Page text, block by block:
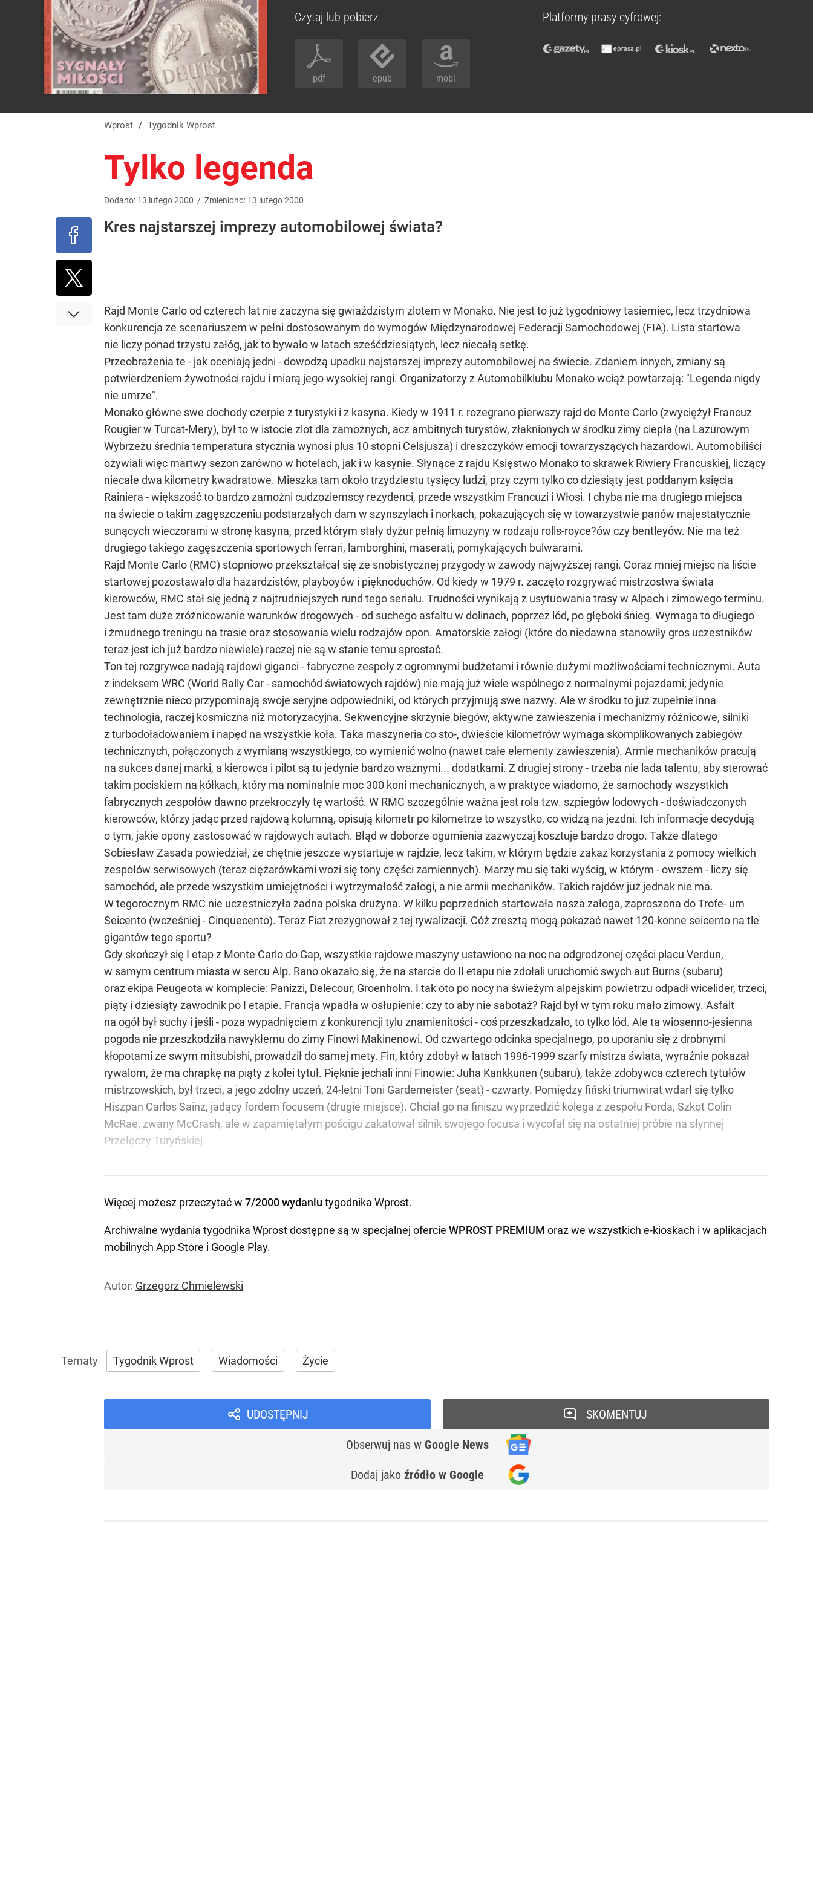
Czytaj lub pobierz
pdf epub mobi
Platformy prasy cyfrowej:
Wprost / Tygodnik Wprost
Tylko legenda
Dodano: 13 lutego2000 / Zmieniono: 13 lutego2000
Kres najstarszej imprezy automobilowej świata?
Rajd Monte Carlo od czterech lat nie zaczyna się gwiaździstym zlotem w Monako. Nie jest to już tygodniowy tasiemiec, lecz trzydniowa
konkurencja ze scenariuszem w pełni dostosowanym do wymogów Międzynarodowej Federacji Samochodowej (FIA). Lista startowa
nie liczy ponad trzystu załóg, jak to bywało w latach sześćdziesiątych, lecz niecałą setkę.
Przeobrażenia te - jak oceniają jedni - dowodzą upadku najstarszej imprezy automobilowej na świecie. Zdaniem innych, zmiany są
potwierdzeniem żywotności rajdu i miarą jego wysokiej rangi. Organizatorzy z Automobilklubu Monako wciąż powtarzają: "Legenda nigdy
nie umrze".
Monako główne swe dochody czerpie z turystyki i z kasyna. Kiedy w 1911 r. rozegrano pierwszy rajd do Monte Carlo (zwyciężył Francuz
Rougier w Turcat-Mery), był to w istocie zlot dla zamożnych, acz ambitnych turystów, złaknionych w środku zimy ciepła (na Lazurowym
Wybrzeżu średnia temperatura stycznia wynosi plus 10 stopni Celsjusza) i dreszczyków emocji towarzyszących hazardowi. Automobiliści
ożywiali więc martwy sezon zarówno w hotelach, jak i w kasynie. Słynące z rajdu Księstwo Monako to skrawek Riwiery Francuskiej, liczący
niecałe dwa kilometry kwadratowe. Mieszka tam około trzydziestu tysięcy ludzi, przy czym tylko co dziesiąty jest poddanym księcia
Rainiera - większość to bardzo zamożni cudzoziemscy rezydenci, przede wszystkim Francuzi i Włosi. I chyba nie ma drugiego miejsca
na świecie o takim zagęszczeniu podstarzałych dam w szynszylach i norkach, pokazujących się w towarzystwie panów majestatycznie
sunących wieczorami w stronę kasyna, przed którym stały dyżur pełnią limuzyny w rodzaju rolls-royce?ów czy bentleyów. Nie ma też
drugiego takiego zagęszczenia sportowych ferrari, lamborghini, maserati, pomykających bulwarami.
Rajd Monte Carlo (RMC) stopniowo przekształcał się ze snobistycznej przygody w zawody najwyższej rangi. Coraz mniej miejsc na liście
startowej pozostawało dla hazardzistów, playboyów i pięknoduchów. Od kiedy w 1979 r. zaczęto rozgrywać mistrzostwa świata
kierowców, RMC stał się jedną z najtrudniejszych rund tego serialu. Trudności wynikają z usytuowania trasy w Alpach i zimowego terminu.
Jest tam duże zróżnicowanie warunków drogowych - od suchego asfaltu w dolinach, poprzez lód, po głęboki śnieg. Wymaga to długiego
i żmudnego treningu na trasie oraz stosowania wielu rodzajów opon. Amatorskie załogi (które do niedawna stanowiły gros uczestników
teraz jest ich już bardzo niewiele) raczej nie są w stanie temu sprostać.
Ton tej rozgrywce nadają rajdowi giganci - fabryczne zespoły z ogromnymi budżetami i równie dużymi możliwościami technicznymi. Auta
z indeksem WRC (World Rally Car - samochód światowych rajdów) nie mają już wiele wspólnego z normalnymi pojazdami; jedynie
zewnętrznie nieco przypominają swoje seryjne odpowiedniki, od których przyjmują swe nazwy. Ale w środku to już zupełnie inna
technologia, raczej kosmiczna niż motoryzacyjna. Sekwencyjne skrzynie biegów, aktywne zawieszenia i mechanizmy różnicowe, silniki
z turbodoładowaniem i napęd na wszystkie koła. Taka maszyneria co sto-, dwieście kilometrów wymaga skomplikowanych zabiegów
technicznych, połączonych z wymianą wszystkiego, co wymienić wolno (nawet całe elementy zawieszenia). Armie mechaników pracują
na sukces danej marki, a kierowca i pilot są tu jedynie bardzo ważnymi... dodatkami. Z drugiej strony - trzeba nie lada talentu, aby sterować
takim pociskiem na kółkach, który ma nominalnie moc 300 koni mechanicznych, a w praktyce wiadomo, że samochody wszystkich
fabrycznych zespołów dawno przekroczyły tę wartość. W RMC szczególnie ważna jest rola tzw. szpiegów lodowych - doświadczonych
kierowców, którzy jadąc przed rajdową kolumną, opisują kilometr po kilometrze to wszystko, co widzą na jezdni. Ich informacje decydują
o tym, jakie opony zastosować w rajdowych autach. Błąd w doborze ogumienia zazwyczaj kosztuje bardzo drogo. Także dlatego
Sobiesław Zasada powiedział, że chętnie jeszcze wystartuje w rajdzie, lecz takim, w którym będzie zakaz korzystania z pomocy wielkich
zespołów serwisowych (teraz ciężarówkami wozi się tony części zamiennych). Marzy mu się taki wyścig, w którym - owszem - liczy się
samochód, ale przede wszystkim umiejętności i wytrzymałość załogi, a nie armii mechaników. Takich rajdów już jednak nie ma.
W tegorocznym RMC nie uczestniczyła żadna polska drużyna. W kilku poprzednich startowała nasza załoga, zaproszona do Trofe- um
Seicento (wcześniej - Cinquecento). Teraz Fiat zrezygnował z tej rywalizacji. Cóż zresztą mogą pokazać nawet 120-konne seicento na tle
gigantów tego sportu?
Gdy skończył się I etap z Monte Carlo do Gap, wszystkie rajdowe maszyny ustawiono na noc na odgrodzonej części placu Verdun,
w samym centrum miasta w sercu Alp. Rano okazało się, że na starcie do II etapu nie zdołali uruchomić swych aut Burns (subaru)
oraz ekipa Peugeota w komplecie: Panizzi, Delecour, Groenholm. I tak oto po nocy na świeżym alpejskim powietrzu odpadł wicelider, trzeci,
piąty i dziesiąty zawodnik po I etapie. Francja wpadła w osłupienie: czy to aby nie sabotaż? Rajd był w tym roku mało zimowy. Asfalt
na ogół był suchy i jeśli - poza wypadnięciem z konkurencji tylu znamienitości - coś przeszkadzało, to tylko lód. Ale ta wiosenno-jesienna
pogoda nie przeszkodziła nawykłemu do zimy Finowi Makinenowi. Od czwartego odcinka specjalnego, po uporaniu się z drobnymi
kłopotami ze swym mitsubishi, prowadził do samej mety. Fin, który zdobył w latach 1996-1999 szarfy mistrza świata, wyraźnie pokazał
rywalom, że ma chrapkę na piąty z kolei tytuł. Pięknie jechali inni Finowie: Juha Kankkunen (subaru), także zdobywca czterech tytułów
mistrzowskich, był trzeci, a jego zdolny uczeń, 24-letni Toni Gardemeister (seat) - czwarty. Pomiędzy fiński triumwirat wdarł się tylko
Hiszpan Carlos Sainz, jadący fordem focusem (drugie miejsce). Chciał go na finiszu wyprzedzić kolega z zespołu Forda, Szkot Colin
McRae, zwany McCrash, ale w zapamiętałym pościgu zakatował silnik swojego focusa i wycofał się na ostatniej próbie na słynnej
Przełęczy Turyńskiej.
Więcej możesz przeczytać w 7/2000 wydaniu tygodnika Wprost.
Archiwalne wydania tygodnika Wprost dostępne są w specjalnej ofercie WPROST PREMIUM oraz we wszystkich e-kioskach i w aplikacjach
mobilnych App Store i Google Play.
Autor: Grzegorz Chmielewski
Tygodnik Wprost Wiadomości Życie
UDOSTĘPNIJ
Obserwuj nas w Google News
Dodaj jako źródło w Google
SKOMENTUJ